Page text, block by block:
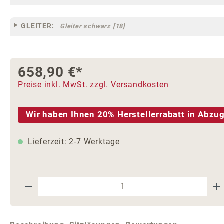
GLEITER: Gleiter schwarz [18]
658,90 €*
Preise inkl. MwSt. zzgl. Versandkosten
Wir haben Ihnen 20% Herstellerrabatt in
Lieferzeit: 2-7 Werktage
Produkt Anzahl: Gib den